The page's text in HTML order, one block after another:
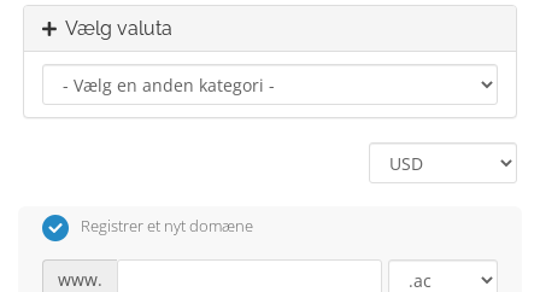
Vælg valuta
Registrer et nyt domæne
www.